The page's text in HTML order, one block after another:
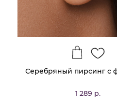
Серебряный пирсинг с
1 289 р.